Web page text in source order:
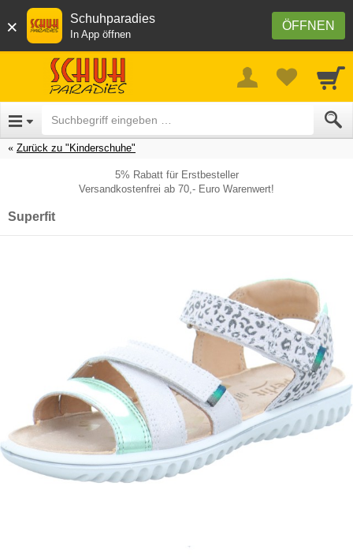
× ÖFFNEN
Schuhparadies
In App öffnen
Zurück zu "Kinderschuhe"
5% Rabatt für Erstbesteller
Versandkostenfrei ab 70,- Euro Warenwert!
Superfit